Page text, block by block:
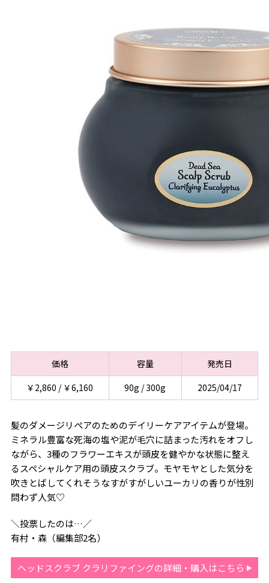
価格 容量
発売日
￥2,860 / ￥6,160
90g / 300g 2025/04/17
髪のダメージリペアのためのデイリーケアアイテムが登場。
ミネラル豊富な死海の塩や泥が毛穴に詰まった汚れをオフし
ながら、3種のフラワーエキスが頭皮を健やかな状態に整え
るスペシャルケア用の頭皮スクラブ。モヤモヤとした気分を
吹きとばしてくれそうなすがすがしいユーカリの香りが性別
問わず人気♡
＼投票したのは…／
有村・森（編集部2名）
ヘッドスクラブ クラリファイングの詳細・購入はこちら